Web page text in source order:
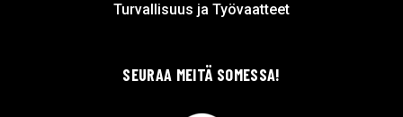
Turvallisuus ja Työvaatteet
SEURAA MEITÄ SOMESSA!